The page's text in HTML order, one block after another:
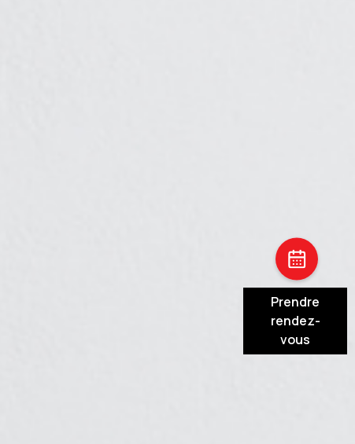
Prendre
rendez-
vous